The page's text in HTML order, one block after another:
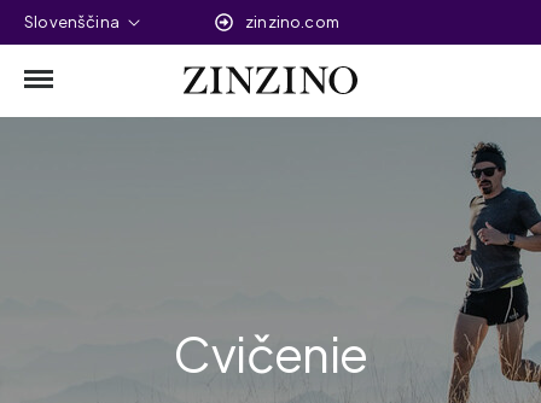
Slovenščina zinzino.com
Cvičenie